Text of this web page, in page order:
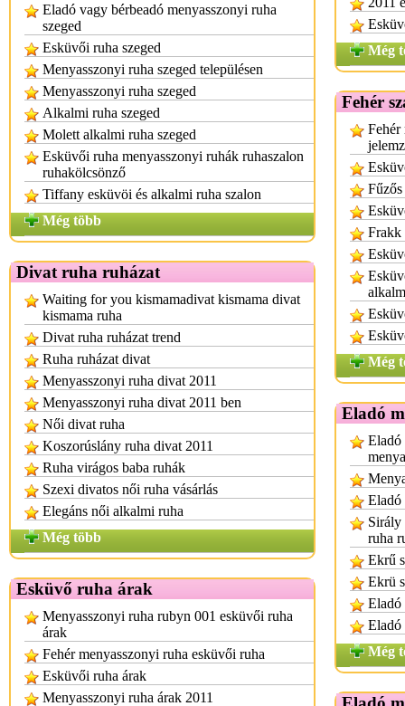
Eladó vagy bérbeadó menyasszonyi ruha
szeged
Esküvői ruha szeged
Menyasszonyi ruha szeged településen
Menyasszonyi ruha szeged
Alkalmi ruha szeged
Molett alkalmi ruha szeged
Esküvői ruha menyasszonyi ruhák ruhaszalon
ruhakölcsönző
Tiffany esküvöi és alkalmi ruha szalon
Még több
Divat ruha ruházat
Waiting for you kismamadivat kismama divat
kismama ruha
Divat ruha ruházat trend
Ruha ruházat divat
Menyasszonyi ruha divat 2011
Menyasszonyi ruha divat 2011 ben
Női divat ruha
Koszorúslány ruha divat 2011
Ruha virágos baba ruhák
Szexi divatos női ruha vásárlás
Elegáns női alkalmi ruha
Még több
Esküvő ruha árak
Menyasszonyi ruha rubyn 001 esküvői ruha
árak
Fehér menyasszonyi ruha esküvői ruha
Esküvői ruha árak
Menyasszonyi ruha árak 2011
Még
Fehér
Fehér
Frakk
Még
Eladó
Eladó
Eladó
Sirály
ruha
Ekrű
Ekrü
Eladó
Eladó
Még